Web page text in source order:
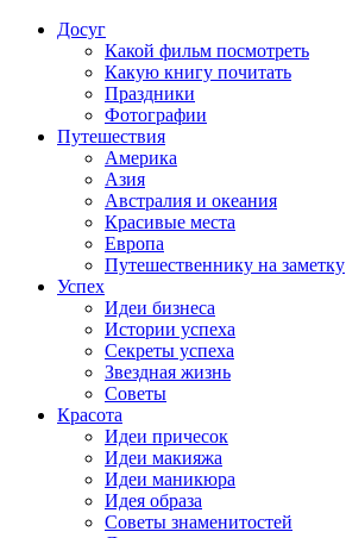
Досуг
Какой фильм посмотреть
Какую книгу почитать
Праздники
Фотографии
Путешествия
Америка
Азия
Австралия и океания
Красивые места
Европа
Путешественнику на заметку
Успех
Идеи бизнеса
Истории успеха
Секреты успеха
Звездная жизнь
Советы
Красота
Идеи причесок
Идеи макияжа
Идеи маникюра
Идея образа
Советы знаменитостей